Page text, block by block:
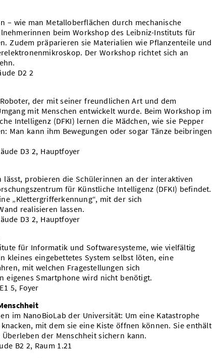
– wie man Metalloberflächen durch mechanische
beim Workshop des Leibniz-Instituts für
Zudem präparieren sie Materialien wie Pflanzenteile und
Der Workshop richtet sich an
D2 2
der mit seiner freundlichen Art und dem
mit Menschen entwickelt wurde. Beim Workshop im
Intelligenz (DFKI) lernen die Mädchen, wie sie Pepper
Man kann ihm Bewegungen oder sogar Tänze beibringen
D3 2, Hauptfoyer
probieren die Schülerinnen an der interaktiven
für Künstliche Intelligenz (DFKI) befindet.
„Klettergrifferkennung“, mit der sich
realisieren lassen.
D3 2, Hauptfoyer
für Informatik und Softwaresysteme, wie vielfältig
kleines eingebettetes System selbst löten, eine
mit welchen Fragestellungen sich
eigenes Smartphone wird nicht benötigt.
5, Foyer
im NanoBioLab der Universität: Um eine Katastrophe
mit dem sie eine Kiste öffnen können. Sie enthält
der Menschheit sichern kann.
B2 2, Raum 1.21